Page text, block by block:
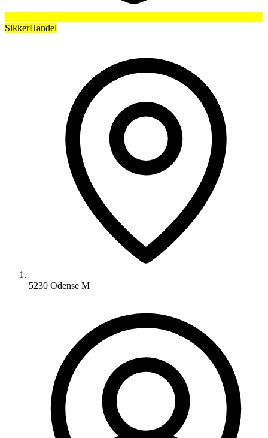
SikkerHandel
5230 Odense M